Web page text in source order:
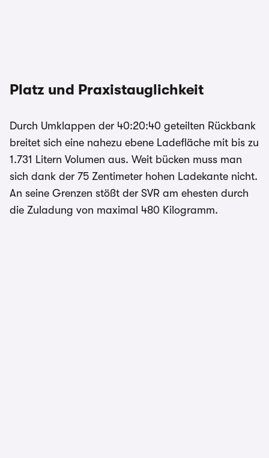
Platz und Praxistauglichkeit
Durch Umklappen der 40:20:40 geteilten Rückbank
breitet sich eine nahezu ebene Ladefläche mit bis zu
1.731 Litern Volumen aus. Weit bücken muss man
sich dank der 75 Zentimeter hohen Ladekante nicht.
An seine Grenzen stößt der SVR am ehesten durch
die Zuladung von maximal 480 Kilogramm.